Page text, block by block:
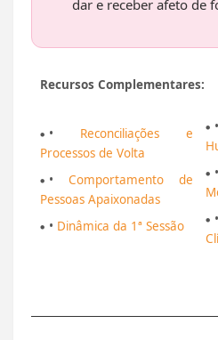
dar e receber afeto de
Recursos Complementares:
• Reconciliações e
Processos de Volta
• Comportamento de
Pessoas Apaixonadas
• Dinâmica da 1ª Sessão
•
•